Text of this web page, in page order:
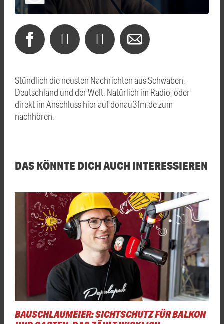
Stündlich die neusten Nachrichten aus Schwaben,
Deutschland und der Welt. Natürlich im Radio, oder
direkt im Anschluss hier auf donau3fm.de zum
nachhören.
DAS KÖNNTE DICH AUCH INTERESSIEREN
BAUSCHLAUMEIER: SICHTSCHUTZ FÜR BALKON